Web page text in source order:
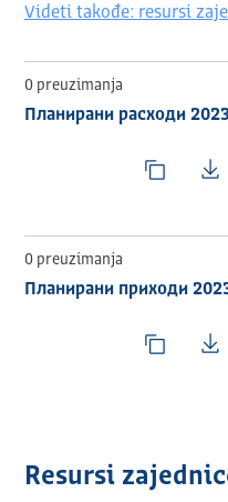
из додатних извора.
Визуализација прихода
Визуализација расхода
ИЗДАВАЧ
Општина Деспотовац
ВРЕМЕНСКИ ОБУХВАТ
Годишње
Videti takođe: resursi
0 preuzimanja
Планирани расходи
0 preuzimanja
Планирани приходи
Resursi